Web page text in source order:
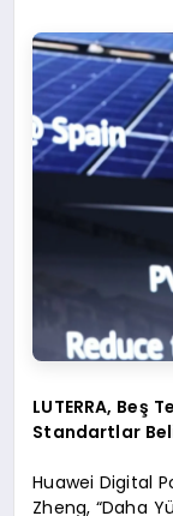
LUTERRA, Beş
Standartlar
Huawei Digital
Zheng, “Daha